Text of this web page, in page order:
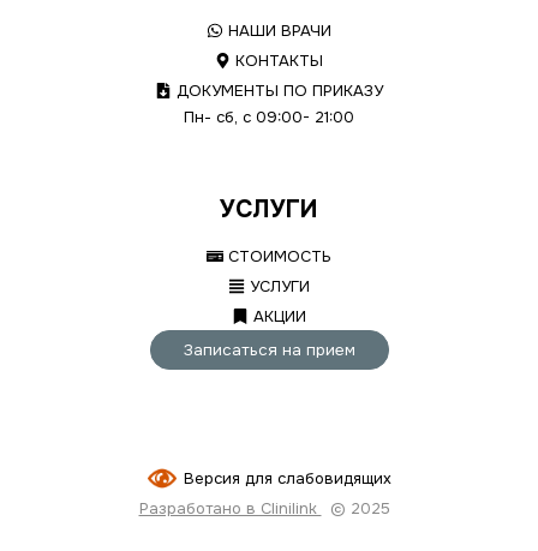
НАШИ ВРАЧИ
КОНТАКТЫ
ДОКУМЕНТЫ ПО ПРИКАЗУ
Пн- сб, с 09:00- 21:00
УСЛУГИ
СТОИМОСТЬ
УСЛУГИ
АКЦИИ
Записаться на прием
Версия для слабовидящих
Разработано в Clinilink
© 2025